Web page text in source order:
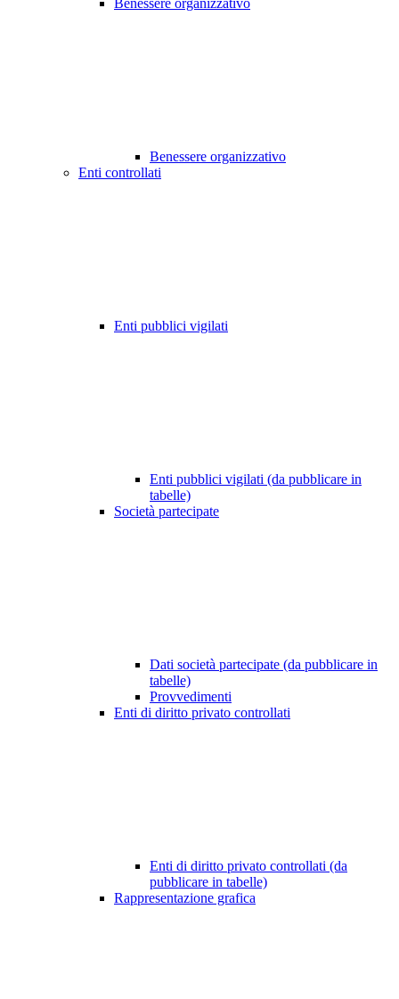
Benessere organizzativo
Benessere organizzativo
Enti controllati
Enti pubblici vigilati
Enti pubblici vigilati (da pubblicare in
tabelle)
Società partecipate
Dati società partecipate (da pubblicare in
tabelle)
Provvedimenti
Enti di diritto privato controllati
Enti di diritto privato controllati (da
pubblicare in tabelle)
Rappresentazione grafica